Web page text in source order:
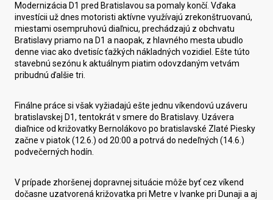
Modernizácia D1 pred Bratislavou sa pomaly končí. Vďaka
investícii už dnes motoristi aktívne využívajú zrekonštruovanú,
miestami osempruhovú diaľnicu, prechádzajú z obchvatu
Bratislavy priamo na D1 a naopak, z hlavného mesta ubudlo
denne viac ako dvetisíc ťažkých nákladných vozidiel. Ešte túto
stavebnú sezónu k aktuálnym piatim odovzdaným vetvám
pribudnú ďalšie tri.
Finálne práce si však vyžiadajú ešte jednu víkendovú uzáveru
bratislavskej D1, tentokrát v smere do Bratislavy. Uzávera
diaľnice od križovatky Bernolákovo po bratislavské Zlaté Piesky
začne v piatok (12.6.) od 20:00 a potrvá do nedeľných (14.6.)
podvečerných hodín.
V prípade zhoršenej dopravnej situácie môže byť cez víkend
dočasne uzatvorená križovatka pri Metre v Ivanke pri Dunaji a aj